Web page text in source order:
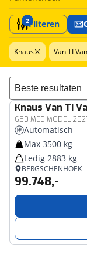
2Filteren
Knaus Van TI
Sorteer resultaten
Knaus Van TI
650 MEG MODEL
Automatisch
Max 3500 kg
Ledig 2883 kg
BERGSCHENHOEK
99.748,-